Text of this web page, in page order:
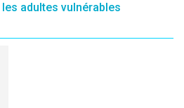
adultes vulnérables